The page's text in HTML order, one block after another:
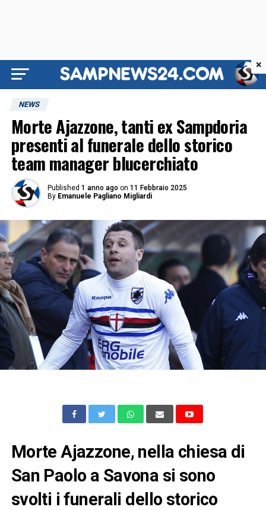
NEWS
Morte Ajazzone, tanti ex Sampdoria
presenti al funerale dello storico
team manager blucerchiato
Published 1 anno ago on 11 Febbraio 2025
By Emanuele Pagliano Migliardi
Morte Ajazzone, nella chiesa di
San Paolo a Savona si sono
svolti i funerali dello storico
×